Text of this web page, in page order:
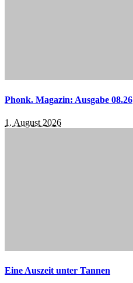
Phonk. Magazin: Ausgabe 08.26
1. August 2026
Eine Auszeit unter Tannen